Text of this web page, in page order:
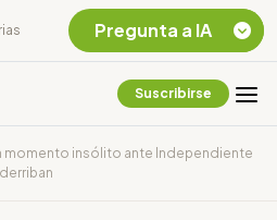
Suscribirse
momento insólito ante Independiente
Pregunta a IA
Chevron Ecuador